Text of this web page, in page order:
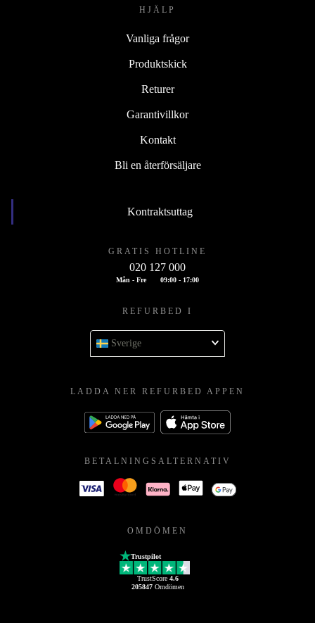
HJÄLP
Vanliga frågor
Produktskick
Returer
Garantivillkor
Kontakt
Bli en återförsäljare
Kontraktsuttag
GRATIS HOTLINE
020 127 000
Mån - Fre 09:00 - 17:00
REFURBED I
Sverige
LADDA NER REFURBED APPEN
BETALNINGSALTERNATIV
OMDÖMEN
Trustpilot
TrustScore 4.6
205847Omdömen